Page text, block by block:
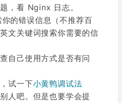
，看 Nginx 日志。
的错误信息（不推荐百
文关键词搜索你需要的信
自己使用方式是否有问
试一下小黄鸭调试法
人吧。但是也要学会提